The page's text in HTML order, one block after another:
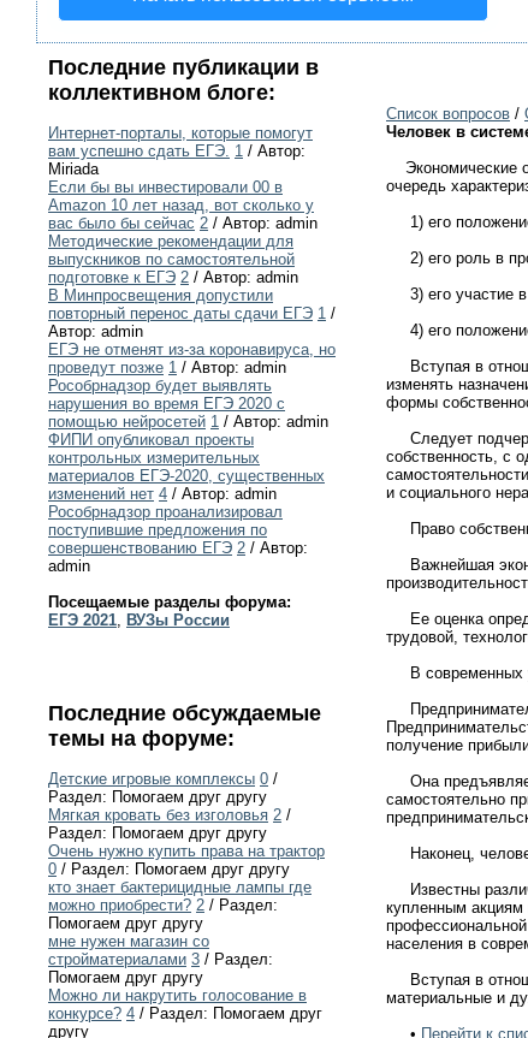
Последние публикации в
коллективном блоге:
Интернет-порталы, которые помогут
вам успешно сдать ЕГЭ. 1 / Автор:
Miriada
Если бы вы инвестировали 00 в
Amazon 10 лет назад, вот сколько у
вас было бы сейчас 2 / Автор: admin
Методические рекомендации для
выпускников по самостоятельной
подготовке к ЕГЭ 2 / Автор: admin
В Минпросвещения допустили
повторный перенос даты сдачи ЕГЭ 1 /
Автор: admin
ЕГЭ не отменят из-за коронавируса, но
проведут позже 1 / Автор: admin
Рособрнадзор будет выявлять
нарушения во время ЕГЭ 2020 с
помощью нейросетей 1 / Автор: admin
ФИПИ опубликовал проекты
контрольных измерительных
материалов ЕГЭ-2020, существенных
изменений нет 4 / Автор: admin
Рособрнадзор проанализировал
поступившие предложения по
совершенствованию ЕГЭ 2 / Автор:
admin
Посещаемые разделы форума:
ЕГЭ 2021, ВУЗы России
Последние обсуждаемые
темы на форуме:
Детские игровые комплексы 0 /
Раздел: Помогаем друг другу
Мягкая кровать без изголовья 2 /
Раздел: Помогаем друг другу
Очень нужно купить права на трактор
0 / Раздел: Помогаем друг другу
кто знает бактерицидные лампы где
можно приобрести? 2 / Раздел:
Помогаем друг другу
мне нужен магазин со
стройматериалами 3 / Раздел:
Помогаем друг другу
Можно ли накрутить голосование в
конкурсе? 4 / Раздел: Помогаем друг
другу
Список вопросов /
Человек в
Экономические
очередь
1) его
2) его роль в
3) его участие в
4) его положение
Вступая в
изменять
формы
Следует
собственность, с
и социального
Право
Важнейшая
Ее оценка
трудовой,
В современных
получение
Она предъявляет
самостоятельно
Наконец,
Известны
купленным акциям
населения в
Вступая в
материальные и
• Перейти к